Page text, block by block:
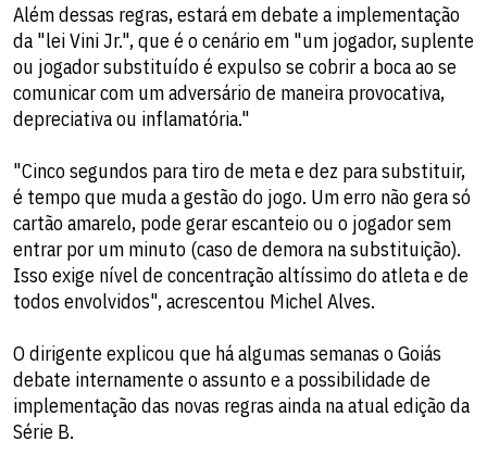
Além dessas regras, estará em debate a implementação
da "lei Vini Jr.", que é o cenário em "um jogador, suplente
ou jogador substituído é expulso se cobrir a boca ao se
comunicar com um adversário de maneira provocativa,
depreciativa ou inflamatória."
"Cinco segundos para tiro de meta e dez para substituir,
é tempo que muda a gestão do jogo. Um erro não gera só
cartão amarelo, pode gerar escanteio ou o jogador sem
entrar por um minuto (caso de demora na substituição).
Isso exige nível de concentração altíssimo do atleta e de
todos envolvidos", acrescentou Michel Alves.
O dirigente explicou que há algumas semanas o Goiás
debate internamente o assunto e a possibilidade de
implementação das novas regras ainda na atual edição da
Série B.